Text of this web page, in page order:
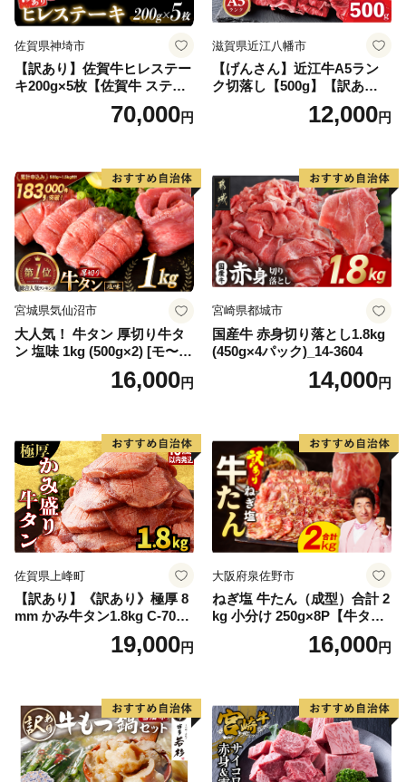
佐賀県神埼市
【訳あり】佐賀牛ヒレステー
キ200g×5枚【佐賀牛 ステー
キ ブランド肉 ヒレ肉 フィレ
肉 ジューシー ヘルシー】(H0
70,000円
滋賀県近江八幡市
【げんさん】近江牛A5ラン
ク切落し【500g】【訳あり】
12,000円
宮城県気仙沼市
大人気！ 牛タン 厚切り牛タ
ン 塩味 1kg (500g×2) [モ〜ラ
ンド 宮城県 気仙沼市 205646
60] 肉 牛肉 精肉 牛たん 牛タ
厚切り タン
16,000円
宮崎県都城市
国産牛 赤身切り落とし1.8kg
(450g×4パック)_14-3604
14,000円
佐賀県上峰町
【訳あり】《訳あり》極厚 8
mm かみ牛タン1.8kg C-709-
19,000円
大阪府泉佐野市
ねぎ塩 牛たん（成型）合計 2
kg 小分け 250g×8P【牛タン
牛肉 焼肉用 薄切り 訳あり サ
16,000円